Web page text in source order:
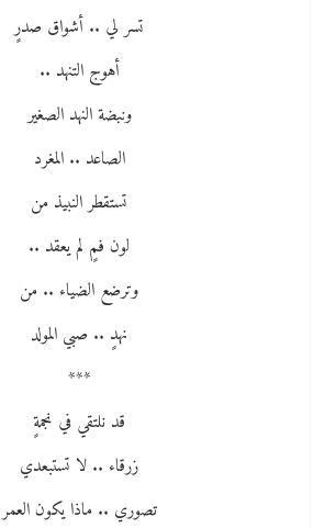
تسر لي .. أشواق صدرٍ
أهوج التنهد ..
ونبضة النهد الصغير
الصاعد .. المغرد
تستقطر النبيذ من
لون فمٍ لم يعقد ..
وترضع الضياء .. من
نهدٍ .. صبي المولد
***
قد نلتقي في نجمةٍ
زرقاء .. لا تستبعدي
تصوري .. ماذا يكون العمر